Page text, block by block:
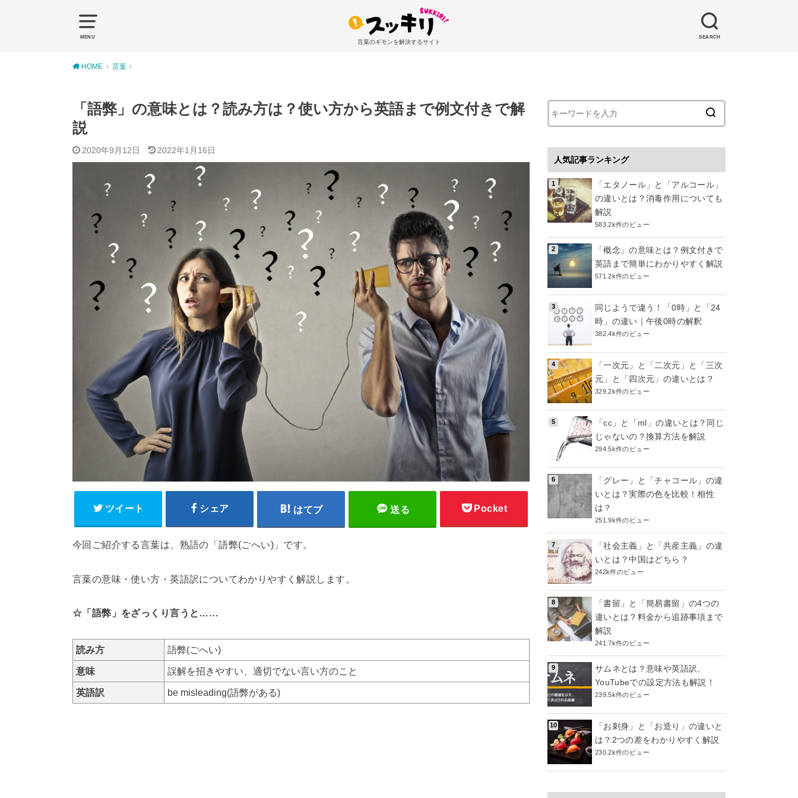
MENU SEARCH
言葉のギモンを解決するサイト
HOME 言葉
「語弊」の意味とは？読み方は？使い方から英語まで例文付きで解
説
2020年9月12日 2022年1月16日
ツイート シェア はてブ 送る Pocket
今回ご紹介する言葉は、熟語の「語弊(ごへい)」です。
言葉の意味・使い方・英語訳についてわかりやすく解説します。
☆「語弊」をざっくり言うと……
読み方 語弊(ごへい)
意味 誤解を招きやすい、適切でない言い方のこと
英語訳 be misleading(語弊がある)
人気記事ランキング
「エタノール」と「アルコール」
の違いとは？消毒作用についても
解説
583.2k件のビュー
「概念」の意味とは？例文付きで
英語まで簡単にわかりやすく解説
571.2k件のビュー
同じようで違う！「0時」と「24
時」の違い｜午後0時の解釈
382.4k件のビュー
「一次元」と「二次元」と「三次
元」と「四次元」の違いとは？
329.2k件のビュー
「cc」と「ml」の違いとは？同じ
じゃないの？換算方法を解説
294.5k件のビュー
「グレー」と「チャコール」の違
いとは？実際の色を比較！相性
は？
251.9k件のビュー
「社会主義」と「共産主義」の違
いとは？中国はどちら？
242k件のビュー
「書留」と「簡易書留」の4つの
違いとは？料金から追跡事項まで
解説
241.7k件のビュー
サムネとは？意味や英語訳、
YouTubeでの設定方法も解説！
239.5k件のビュー
「お刺身」と「お造り」の違いと
は？2つの差をわかりやすく解説
230.2k件のビュー